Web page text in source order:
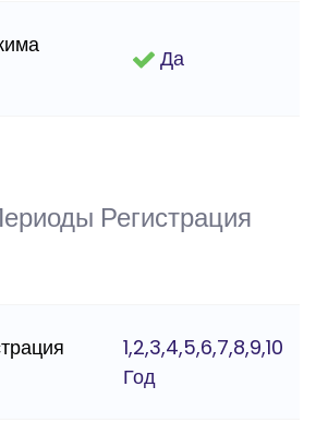
Да
Регистрация
1,2,3,4,5,6,7,8,9,10
Год